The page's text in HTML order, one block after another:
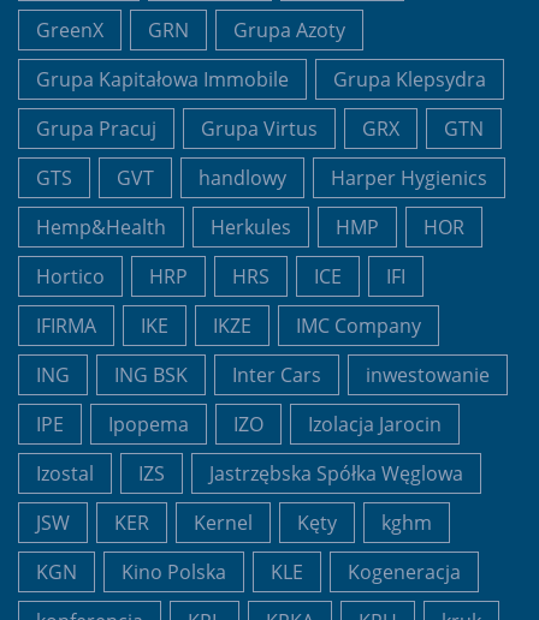
GreenX
GRN
Grupa Azoty
Grupa Kapitałowa Immobile
Grupa Klepsydra
Grupa Pracuj
Grupa Virtus GRX
GTN
GTS
GVT handlowy
Harper Hygienics
Hemp&Health
Herkules HMP
HOR
Hortico
HRP HRS ICE
IFI
IFIRMA
IKE IKZE
IMC Company
ING
ING BSK Inter Cars
inwestowanie
IPE
Ipopema IZO
Izolacja Jarocin
Izostal
IZS
Jastrzębska Spółka Węglowa
JSW
KER Kernel Kęty
kghm
KGN
Kino Polska KLE
Kogeneracja